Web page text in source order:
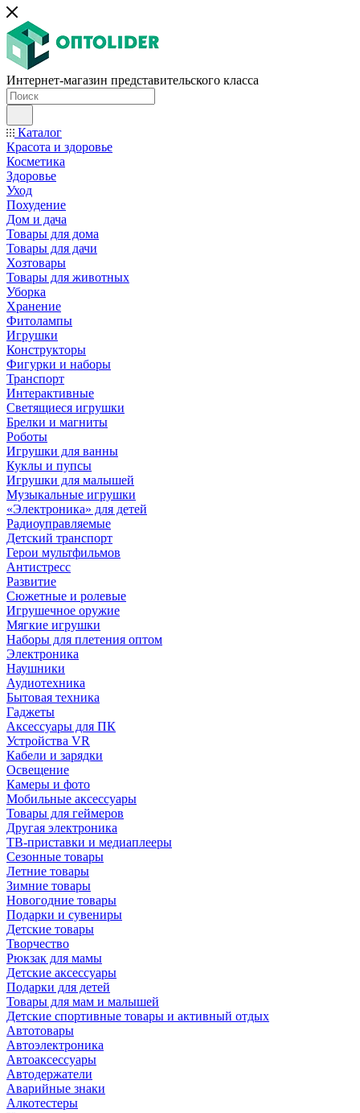
Интернет-магазин представительского класса
Каталог
Красота и здоровье
Косметика
Здоровье
Уход
Похудение
Дом и дача
Товары для дома
Товары для дачи
Хозтовары
Товары для животных
Уборка
Хранение
Фитолампы
Игрушки
Конструкторы
Фигурки и наборы
Транспорт
Интерактивные
Светящиеся игрушки
Брелки и магниты
Роботы
Игрушки для ванны
Куклы и пупсы
Игрушки для малышей
Музыкальные игрушки
«Электроника» для детей
Радиоуправляемые
Детский транспорт
Герои мультфильмов
Антистресс
Развитие
Сюжетные и ролевые
Игрушечное оружие
Мягкие игрушки
Наборы для плетения оптом
Электроника
Наушники
Аудиотехника
Бытовая техника
Гаджеты
Аксессуары для ПК
Устройства VR
Кабели и зарядки
Освещение
Камеры и фото
Мобильные аксессуары
Товары для геймеров
Другая электроника
ТВ-приставки и медиаплееры
Сезонные товары
Летние товары
Зимние товары
Новогодние товары
Подарки и сувениры
Детские товары
Творчество
Рюкзак для мамы
Детские аксессуары
Подарки для детей
Товары для мам и малышей
Детские спортивные товары и активный отдых
Автотовары
Автоэлектроника
Автоаксессуары
Автодержатели
Аварийные знаки
Алкотестеры